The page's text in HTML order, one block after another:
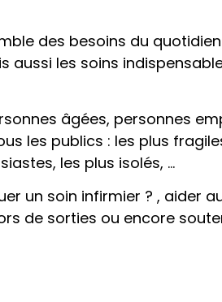
des besoins du
aussi les soins
âgées, personnes
les publics : les plus
les plus isolés, …
un soin infirmier ? , aider
de sorties ou encore